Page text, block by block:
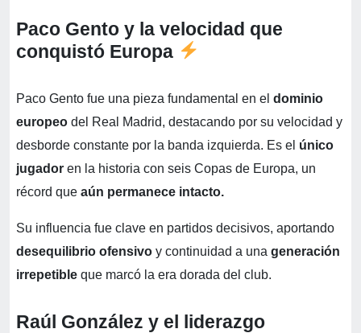
Paco Gento y la velocidad que
conquistó Europa
Paco Gento fue una pieza fundamental en el dominio
europeo del Real Madrid, destacando por su velocidad y
desborde constante por la banda izquierda. Es el único
jugador en la historia con seis Copas de Europa, un
récord que aún permanece intacto.
Su influencia fue clave en partidos decisivos, aportando
desequilibrio ofensivo y continuidad a una generación
irrepetible que marcó la era dorada del club.
Raúl González y el liderazgo